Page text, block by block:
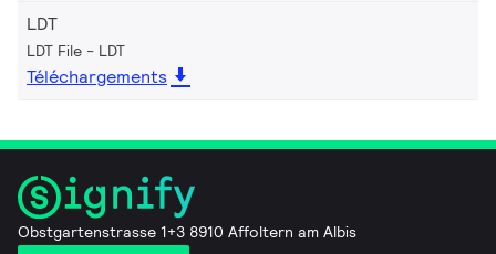
LDT
LDT File LDT
Téléchargements
Obstgartenstrasse 1+3 8910 Affoltern am Albis